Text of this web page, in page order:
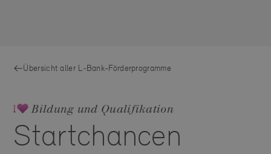
Übersicht aller L‑Bank-Förderprogramme
Bildung und Qualifikation
Startchancen